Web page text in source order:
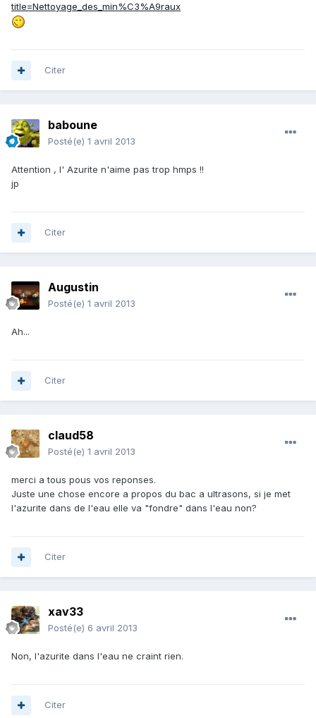
title=Nettoyage_des_min%C3%A9raux
Citer
baboune
Posté(e) 1 avril 2013
Attention , l' Azurite n'aime pas trop hmps !!
jp
Citer
Augustin
Posté(e) 1 avril 2013
Ah...
Citer
claud58
Posté(e) 1 avril 2013
merci a tous pous vos reponses.
Juste une chose encore a propos du bac a ultrasons, si je met
l'azurite dans de l'eau elle va "fondre" dans l'eau non?
Citer
xav33
Posté(e) 6 avril 2013
Non, l'azurite dans l'eau ne craint rien.
Citer